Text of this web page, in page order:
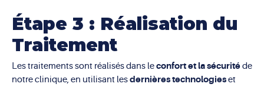
Étape 3 : Réalisation du
Traitement
Les traitements sont réalisés dans leconfort et la sécuritéde
notre clinique, en utilisant lesdernières technologieset